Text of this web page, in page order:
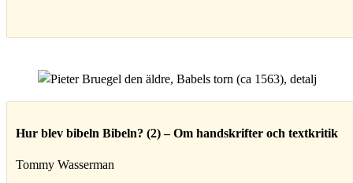
Hur blev bibeln Bibeln? (2) – Om handskrifter och textkritik
Tommy Wasserman